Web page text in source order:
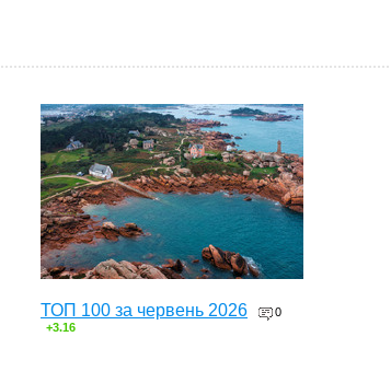
ТОП 100 за червень 2026
0
+3.16